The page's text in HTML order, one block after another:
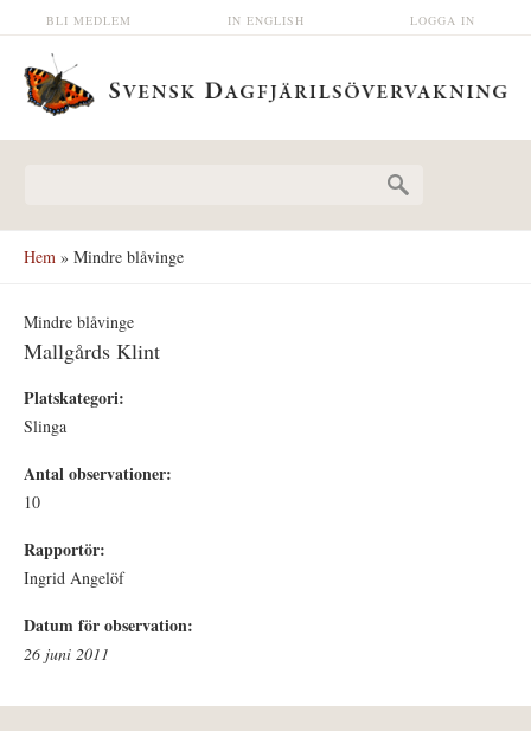
Hoppa till huvudinnehåll LOGGA IN
IN ENGLISH
BLI MEDLEM
Hem » Mindre blåvinge
Mindre blåvinge
Mallgårds Klint
Platskategori:
Slinga
Antal observationer:
10
Rapportör:
Ingrid Angelöf
Datum för observation:
26 juni 2011